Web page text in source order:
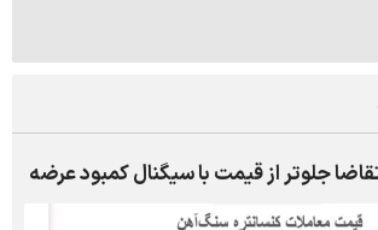
تقاضا جلوتر از قیمت با سیگنال کمبود عرضه